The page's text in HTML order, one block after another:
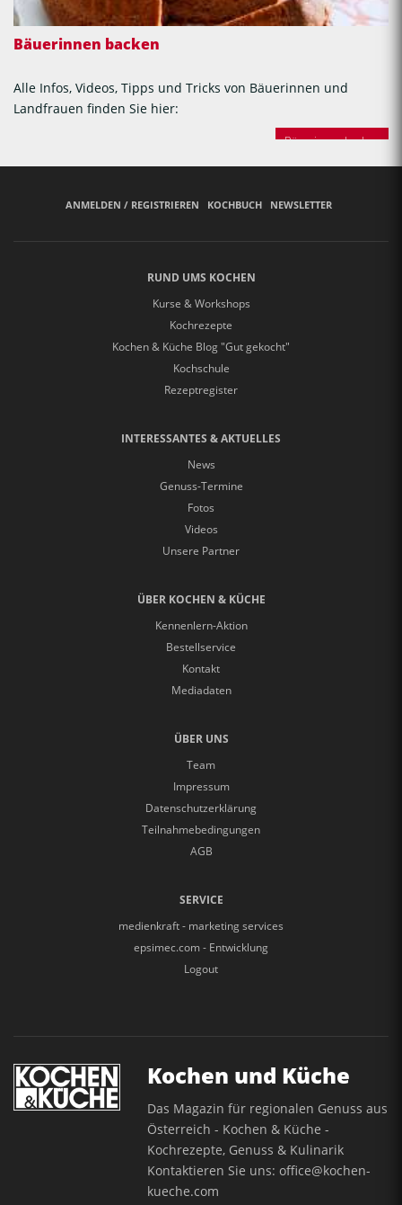
Bäuerinnen backen
Alle Infos, Videos, Tipps und Tricks von Bäuerinnen und
Landfrauen finden Sie hier:
Bäuerinnen backen
ANMELDEN / REGISTRIEREN KOCHBUCH NEWSLETTER
RUND UMS KOCHEN
Kurse & Workshops
Kochrezepte
Kochen & Küche Blog "Gut gekocht"
Kochschule
Rezeptregister
INTERESSANTES & AKTUELLES
News
Genuss-Termine
Fotos
Videos
Unsere Partner
ÜBER KOCHEN & KÜCHE
Kennenlern-Aktion
Bestellservice
Kontakt
Mediadaten
ÜBER UNS
Team
Impressum
Datenschutzerklärung
Teilnahmebedingungen
AGB
SERVICE
medienkraft - marketing services
epsimec.com - Entwicklung
Logout
Kochen und Küche
Das Magazin für regionalen Genuss aus
Österreich - Kochen & Küche -
Kochrezepte, Genuss & Kulinarik
Kontaktieren Sie uns:office@kochen-
kueche.com